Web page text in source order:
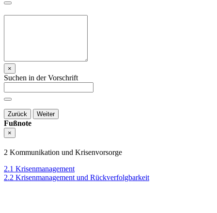
×
Suchen in der Vorschrift
Zurück Weiter
Fußnote
×
2 Kommunikation und Krisenvorsorge
2.1 Krisenmanagement
2.2 Krisenmanagement und Rückverfolgbarkeit